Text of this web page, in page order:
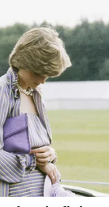
– naprotiv,
sebe. Ova
svetu.
emocije
– vreme je da
snažna i vodi